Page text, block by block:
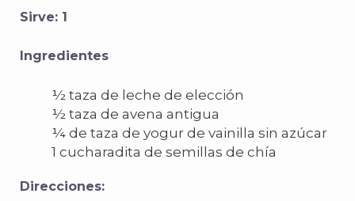
Sirve: 1
Ingredientes
½ taza de leche de elección
½ taza de avena antigua
¼ de taza de yogur de vainilla sin azúcar
1 cucharadita de semillas de chía
Direcciones: